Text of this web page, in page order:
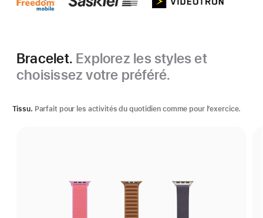
Bracelet. Explorez les styles et
choisissez votre préféré.
Tissu. Parfait pour les activités du quotidien comme pour l’exercice.